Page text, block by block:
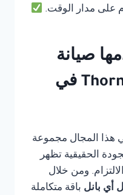
على مدار الوقت.
صيانة
نظام انذار حريق Thorn في
هذا المجال مجموعة
الحقيقية تظهر
ومن خلال
أي بانل باقة متكاملة